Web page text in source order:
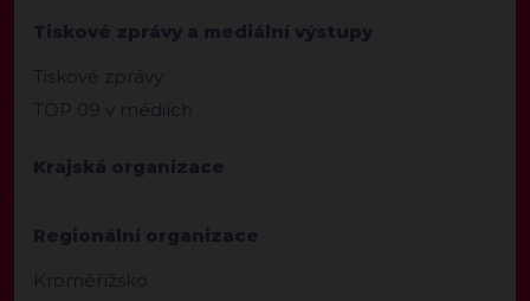
Tiskové zprávy a mediální výstupy
Tiskové zprávy
TOP 09 v médiích
Krajská organizace
Regionální organizace
Kroměřížsko